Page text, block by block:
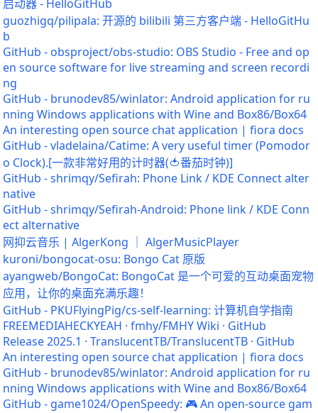
启动器 - HelloGitHub
guozhigq/pilipala: 开源的 bilibili 第三方客户端 - HelloGitHu
b
GitHub - obsproject/obs-studio: OBS Studio - Free and op
en source software for live streaming and screen recordi
ng
GitHub - brunodev85/winlator: Android application for ru
nning Windows applications with Wine and Box86/Box64
An interesting open source chat application | fiora docs
GitHub - vladelaina/Catime: A very useful timer (Pomodor
o Clock).[一款非常好用的计时器(🍅番茄时钟)]
GitHub - shrimqy/Sefirah: Phone Link / KDE Connect alter
native
GitHub - shrimqy/Sefirah-Android: Phone link / KDE Conn
ect alternative
网抑云音乐 | AlgerKong ｜ AlgerMusicPlayer
kuroni/bongocat-osu: Bongo Cat 原版
ayangweb/BongoCat: BongoCat 是一个可爱的互动桌面宠物
应用，让你的桌面充满乐趣！
GitHub - PKUFlyingPig/cs-self-learning: 计算机自学指南
FREEMEDIAHECKYEAH · fmhy/FMHY Wiki · GitHub
Release 2025.1 · TranslucentTB/TranslucentTB · GitHub
An interesting open source chat application | fiora docs
GitHub - brunodev85/winlator: Android application for ru
nning Windows applications with Wine and Box86/Box64
GitHub - game1024/OpenSpeedy: 🎮 An open-source gam